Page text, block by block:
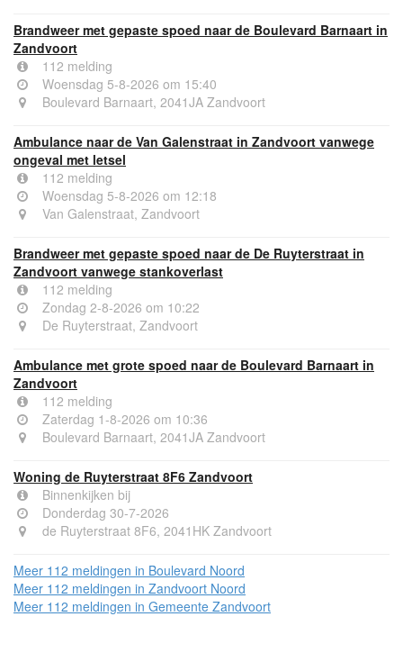
Brandweer met gepaste spoed naar de Boulevard Barnaart in
Zandvoort
112 melding
Woensdag 5-8-2026 om 15:40
Boulevard Barnaart, 2041JA Zandvoort
Ambulance naar de Van Galenstraat in Zandvoort vanwege
ongeval met letsel
112 melding
Woensdag 5-8-2026 om 12:18
Van Galenstraat, Zandvoort
Brandweer met gepaste spoed naar de De Ruyterstraat in
Zandvoort vanwege stankoverlast
112 melding
Zondag 2-8-2026 om 10:22
De Ruyterstraat, Zandvoort
Ambulance met grote spoed naar de Boulevard Barnaart in
Zandvoort
112 melding
Zaterdag 1-8-2026 om 10:36
Boulevard Barnaart, 2041JA Zandvoort
Woning de Ruyterstraat 8F6 Zandvoort
Binnenkijken bij
Donderdag 30-7-2026
de Ruyterstraat 8F6, 2041HK Zandvoort
Meer 112 meldingen in Boulevard Noord
Meer 112 meldingen in Zandvoort Noord
Meer 112 meldingen in Gemeente Zandvoort